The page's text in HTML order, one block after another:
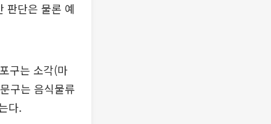
판단은 물론 예
구는 소각(마
구는 음식물류
다.